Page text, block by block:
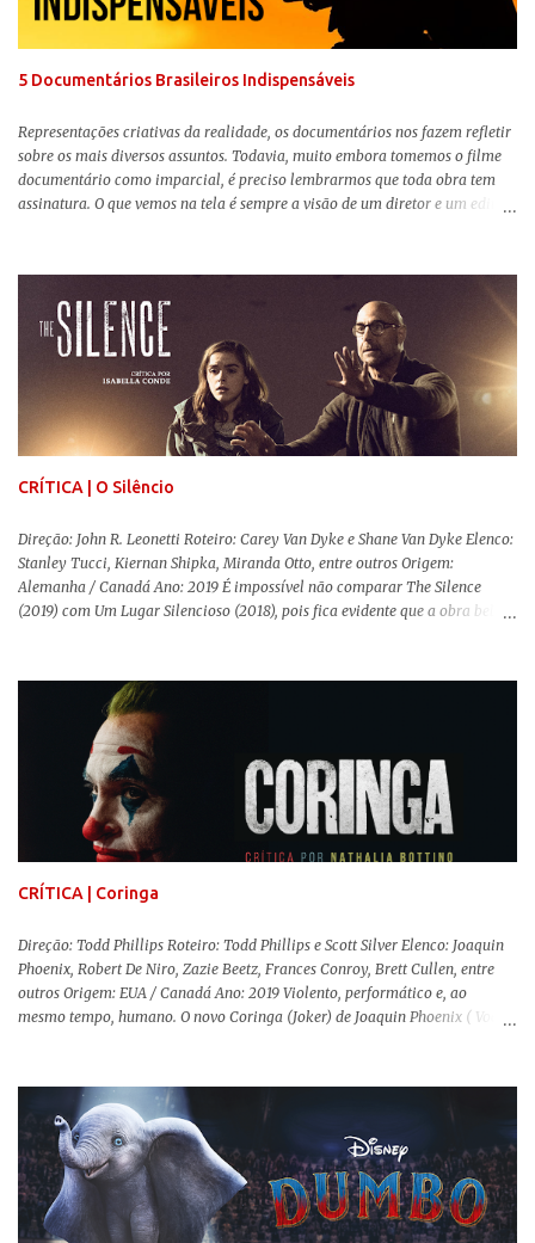
importância e o impacto, positivo ou negativo, da boneca na vida das
pessoas. Isso tudo com um sentimento de nostalgia multigeracional. Na
5 Documentários Brasileiros Indispensáveis
Representações criativas da realidade, os documentários nos fazem refletir
sobre os mais diversos assuntos. Todavia, muito embora tomemos o filme
documentário como imparcial, é preciso lembrarmos que toda obra tem
assinatura. O que vemos na tela é sempre a visão de um diretor e um editor
sempre importante levarmos em conta quem assina e qual a função social
da obra. O cinema brasileiro é celeiro de grandes documentaristas, muitos
deles mundialmente reconhecidos. Pensando na variedade de estilos e
estéticas de se fazer documentários, selecionei 5 produções tupiniquins do
gênero que, para mim, são indispensáveis: ▼ Cabra Marcado para Morrer
(1984) , de Eduardo Coutinho Em 1964, devido ao golpe militar, Eduardo
Coutinho (Edifício Master) teve que abandonar as filmagens do
documentário sobre o assassinato do líder camponês Joã...
CRÍTICA | O Silêncio
Direção: John R. Leonetti Roteiro: Carey Van Dyke e Shane Van Dyke Elenco:
Stanley Tucci, Kiernan Shipka, Miranda Otto, entre outros Origem:
Alemanha / Canadá Ano: 2019 É impossível não comparar The Silence
(2019) com Um Lugar Silencioso (2018), pois fica evidente que a obra bebe
reproduzir alguns elementos que consograram a obra de John Krasinski
(The Office). Aqui os “monstros” com audições aguçadas eram seres da
Terra que estavam presos por séculos em uma caverna recém descoberta,
libertando-os pelo mundo. O espectador acompanha uma família que tem
uma pequena vantagem em relação às outras pessoas. Adivinhem? Sabem
viver em silêncio pelo fato da filha mais velha ser surda. Para aqueles que
amam filmes com temática apocalíptica, a produção pode até funcionar
como entretenimento mediano. Todo o cenário de fuga, pânico col...
CRÍTICA | Coringa
Direção: Todd Phillips Roteiro: Todd Phillips e Scott Silver Elenco: Joaquin
Phoenix, Robert De Niro, Zazie Beetz, Frances Conroy, Brett Cullen, entre
outros Origem: EUA / Canadá Ano: 2019 Violento, performático e, ao
mesmo tempo, humano. O novo Coringa (Joker) de Joaquin Phoenix ( Você
Comics . É importante ressaltar que este não é um filme de herói. E muito
menos de vilão. O longa de Todd Phillips (Se Beber, Não Case!) segue uma
trajetória profunda do reflexo da corrupção da sociedade na vida de um ser
humano, capaz de causar perturbação e desconforto do inicio ao fim da
projeção, e por mais um bom tempo após deixar o cinema. Trata-se de
uma obra difícil de ser "digerida", pois lida com temas sensíveis, como
abuso, doença mental, bullying e violência física. Todo esse turbilhão de